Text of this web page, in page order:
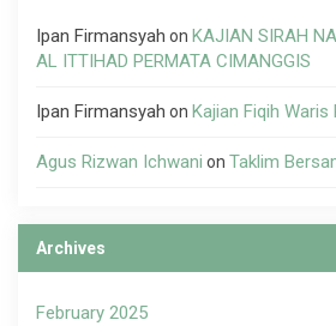
Ipan Firmansyah on KAJIAN SIRAH
AL ITTIHAD PERMATA CIMANGGIS
Ipan Firmansyah on Kajian Fiqih Waris
Agus Rizwan Ichwani on Taklim
Archives
February 2025